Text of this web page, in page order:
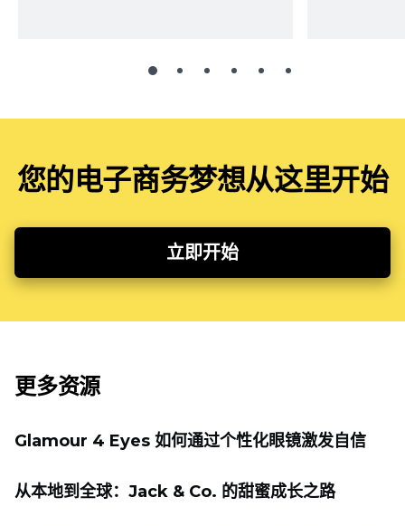
您的电子商务梦想从这里开始
立即开始
更多资源
Glamour 4 Eyes 如何通过个性化眼镜激发自信
从本地到全球：Jack & Co. 的甜蜜成长之路